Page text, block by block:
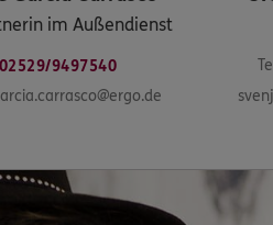
im Außendienst
02529/9497540